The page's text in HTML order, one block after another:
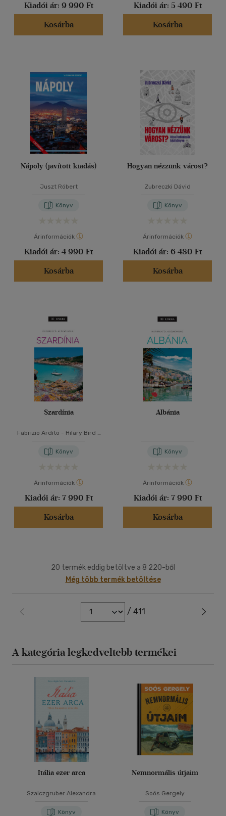
Kiadói ár: 9 990 Ft
Kosárba
Kiadói ár: 5 490 Ft
Kosárba
Nápoly (javított kiadás)
Juszt Róbert
Könyv
Árinformációk
Kiadói ár: 4 990 Ft
Kosárba
Hogyan nézzünk várost?
Zubreczki Dávid
Könyv
Árinformációk
Kiadói ár: 6 480 Ft
Kosárba
Szardínia
Fabrizio Ardito - Hilary Bird -
Voormei
Könyv
Árinformációk
Kiadói ár: 7 990 Ft
Kosárba
Albánia
Könyv
Árinformációk
Kiadói ár: 7 990 Ft
Kosárba
20 termék eddig betöltve a 8 220-ből
Még több termék betöltése
/ 411
A kategória legkedveltebb termékei
Itália ezer arca
Szalczgruber Alexandra
Könyv
Nemnormális útjaim
Soós Gergely
Könyv